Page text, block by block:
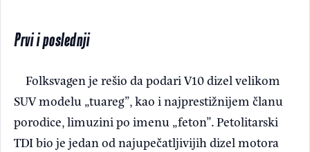
Prvi i poslednji
Folksvagen je rešio da podari V10 dizel velikom
SUV modelu „tuareg”, kao i najprestižnijem članu
porodice, limuzini po imenu „feton”. Petolitarski
TDI bio je jedan od najupečatljivijih dizel motora